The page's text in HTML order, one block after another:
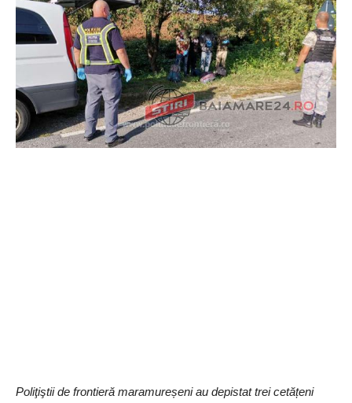
Poliţiştii de frontieră maramureșeni au depistat trei cetățeni